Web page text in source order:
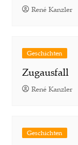
René Kanzler
Geschichten
Zugausfall
René Kanzler
Geschichten